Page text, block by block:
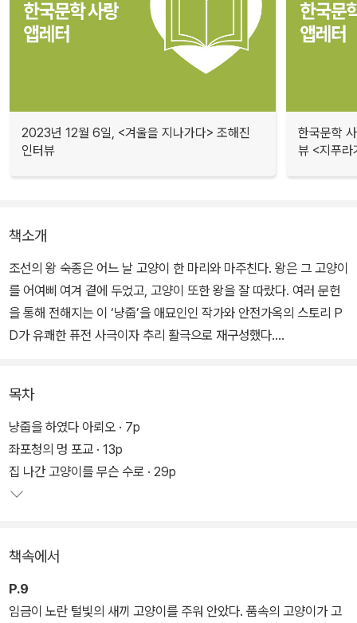
2023년 12월 6일, <겨울을 지나가다> 조해진
인터뷰
한국문학
뷰 <지푸라
책소개
조선의 왕 숙종은 어느 날 고양이 한 마리와 마주친다. 왕은 그 고양이
를 어여삐 여겨 곁에 두었고, 고양이 또한 왕을 잘 따랐다. 여러 문헌
을 통해 전해지는 이 ‘냥줍’을 애묘인인 작가와 안전가옥의 스토리 P
D가 유쾌한 퓨전 사극이자 추리 활극으로 재구성했다.
적인 연출이 돋보이는 작품으로, 영화진흥위원회 기획개발지원사업
선정작이자 영화감독이기도 한 백승화 작가가 발표하는 첫 경장편 소
설이다.
백승화 작가는 연출작 〈걷기왕〉, 〈오목소녀〉 등에서 소박하지만 특별
성별·신체 등의 문제 때문에 남들보다 다소 불리한 입장에 선 사람들
이 대립과 대화를 거쳐 조금씩 시야를 넓히고 세상을 바꾸어 나가는
과정을 유머러스한 필치로 담아냈다.
목차
냥줍을 하였다 아뢰오 · 7p
좌포청의 멍 포교 · 13p
집 나간 고양이를 무슨 수로 · 29p
책속에서
P.9
임금이 노란 털빛의 새끼 고양이를 주워 안았다. 품속의 고양이가 고